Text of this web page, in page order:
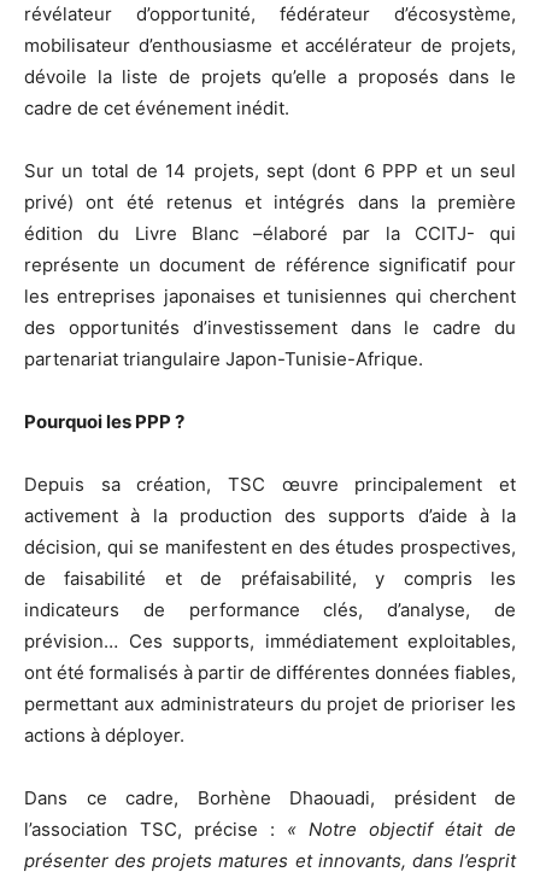
révélateur d’opportunité, fédérateur d’écosystème,
mobilisateur d’enthousiasme et accélérateur de projets,
dévoile la liste de projets qu’elle a proposés dans le
cadre de cet événement inédit.
Sur un total de 14 projets, sept (dont 6 PPP et un seul
privé) ont été retenus et intégrés dans la première
édition du Livre Blanc –élaboré par la CCITJ- qui
représente un document de référence significatif pour
les entreprises japonaises et tunisiennes qui cherchent
des opportunités d’investissement dans le cadre du
partenariat triangulaire Japon-Tunisie-Afrique.
Pourquoi les PPP ?
Depuis sa création, TSC œuvre principalement et
activement à la production des supports d’aide à la
décision, qui se manifestent en des études prospectives,
de faisabilité et de préfaisabilité, y compris les
indicateurs de performance clés, d’analyse, de
prévision… Ces supports, immédiatement exploitables,
ont été formalisés à partir de différentes données fiables,
permettant aux administrateurs du projet de prioriser les
actions à déployer.
Dans ce cadre, Borhène Dhaouadi, président de
l’association TSC, précise : « Notre objectif était de
présenter des projets matures et innovants, dans l’esprit